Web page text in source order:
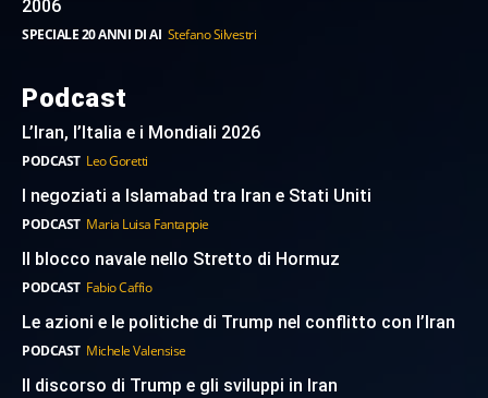
2006
SPECIALE 20 ANNI DI AI Stefano Silvestri
Podcast
L’Iran, l’Italia e i Mondiali 2026
PODCAST Leo Goretti
I negoziati a Islamabad tra Iran e Stati Uniti
PODCAST Maria Luisa Fantappie
Il blocco navale nello Stretto di Hormuz
PODCAST Fabio Caffio
Le azioni e le politiche di Trump nel conflitto con l’Iran
PODCAST Michele Valensise
Il discorso di Trump e gli sviluppi in Iran